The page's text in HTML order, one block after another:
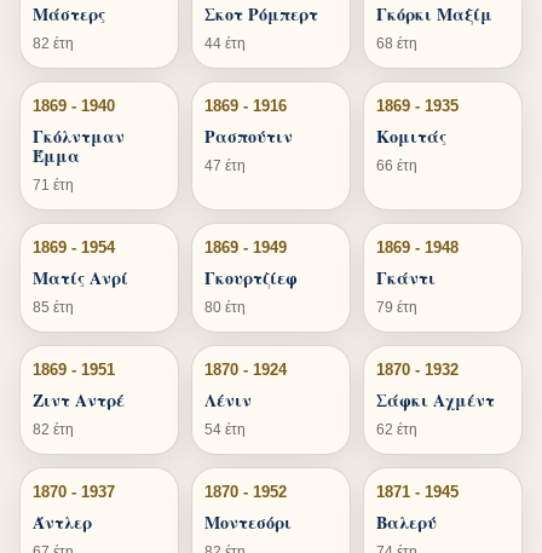
Μάστερς
82 έτη
Σκοτ Ρόμπερτ
44 έτη
Γκόρκι Μαξίμ
68 έτη
1869 - 1940
Γκόλντμαν
Έμμα
71 έτη
1869 - 1916
Ρασπούτιν
47 έτη
1869 - 1935
Κομιτάς
66 έτη
1869 - 1954
Ματίς Ανρί
85 έτη
1869 - 1949
Γκουρτζίεφ
80 έτη
1869 - 1948
Γκάντι
79 έτη
1869 - 1951
Ζιντ Αντρέ
82 έτη
1870 - 1924
Λένιν
54 έτη
1870 - 1932
Σάφκι Αχμέντ
62 έτη
1870 - 1937
Άντλερ
1870 - 1952
Μοντεσόρι
1871 - 1945
Βαλερύ